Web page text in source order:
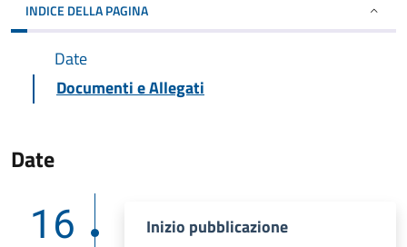
INDICE DELLA PAGINA
Date
Documenti e Allegati
Date
16 Inizio pubblicazione